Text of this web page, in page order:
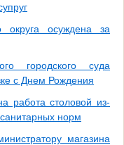
округа осуждена за
городского суда
с Днем Рождения
работа столовой из-
норм
магазина